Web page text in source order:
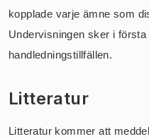
kopplade varje ämne som
Undervisningen sker i
handledningstillfällen.
Litteratur
Litteratur kommer att